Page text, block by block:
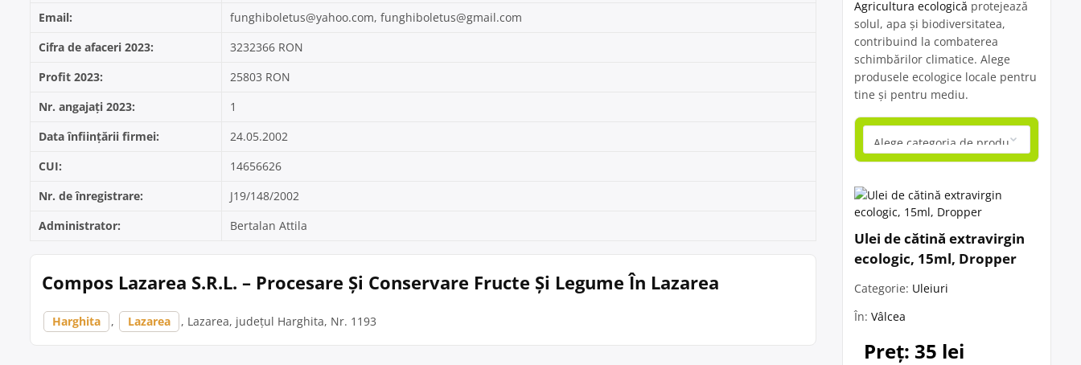
Email:
funghiboletus@yahoo.com, funghiboletus@gmail.com
Cifra de afaceri 2023:
3232366 RON
Profit 2023:
25803 RON
Nr. angajați 2023:
1
Data înființării firmei:
24.05.2002
CUI:
14656626
Nr. de înregistrare:
J19/148/2002
Administrator:
Bertalan Attila
Compos Lazarea S.R.L. – Procesare Și Conservare Fructe Și Legume În Lazarea
Harghita , Lazarea , Lazarea, județul Harghita, Nr. 1193
Agricultura ecologică protejează
solul, apa și biodiversitatea,
contribuind la combaterea
schimbărilor climatice. Alege
produsele ecologice locale pentru
tine și pentru mediu.
Ulei de cătină extravirgin
ecologic, 15ml, Dropper
Categorie: Uleiuri
În: Vâlcea
Preț: 35 lei